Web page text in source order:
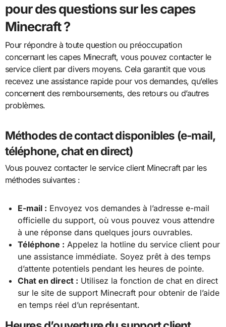
pour des questions sur les capes
Minecraft ?
Pour répondre à toute question ou préoccupation
concernant les capes Minecraft, vous pouvez contacter le
service client par divers moyens. Cela garantit que vous
recevez une assistance rapide pour vos demandes, qu’elles
concernent des remboursements, des retours ou d’autres
problèmes.
Méthodes de contact disponibles (e-mail,
téléphone, chat en direct)
Vous pouvez contacter le service client Minecraft par les
méthodes suivantes :
E-mail : Envoyez vos demandes à l’adresse e-mail
officielle du support, où vous pouvez vous attendre
à une réponse dans quelques jours ouvrables.
Téléphone : Appelez la hotline du service client pour
une assistance immédiate. Soyez prêt à des temps
d’attente potentiels pendant les heures de pointe.
Chat en direct : Utilisez la fonction de chat en direct
sur le site de support Minecraft pour obtenir de l’aide
en temps réel d’un représentant.